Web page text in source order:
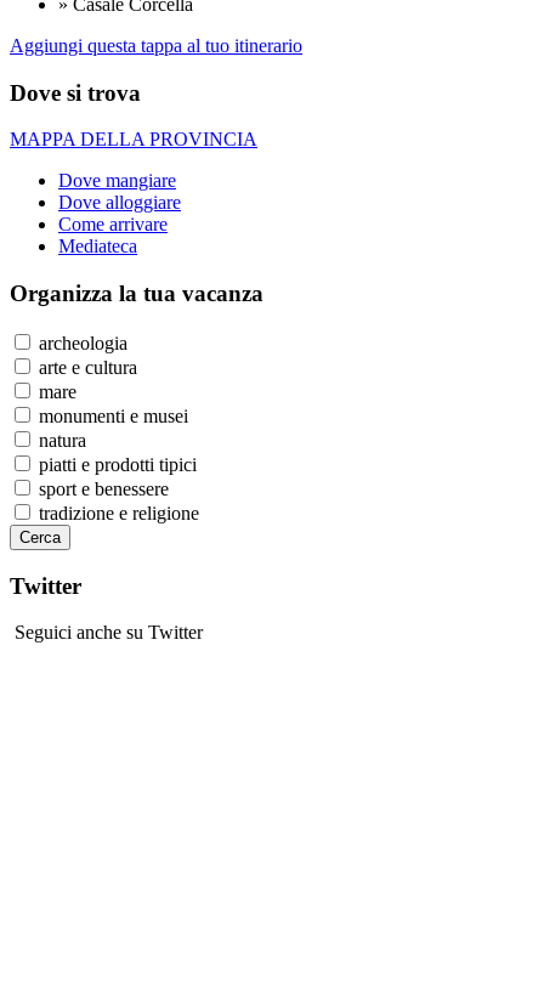
» Casale Corcella
Aggiungi questa tappa al tuo itinerario
Dove si trova
MAPPA DELLA PROVINCIA
Dove mangiare
Dove alloggiare
Come arrivare
Mediateca
Organizza la tua vacanza
archeologia
arte e cultura
mare
monumenti e musei
natura
piatti e prodotti tipici
sport e benessere
tradizione e religione
Twitter
Seguici anche su Twitter